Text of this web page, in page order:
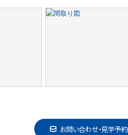
お問い合わせ・見学予約